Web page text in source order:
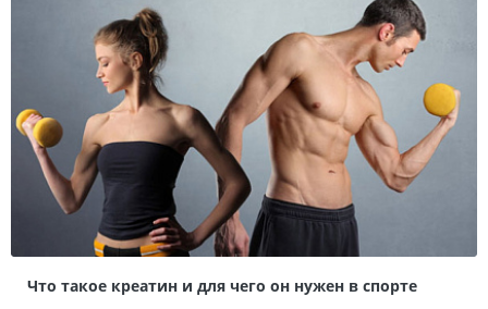
Что такое креатин и для чего он нужен в спорте